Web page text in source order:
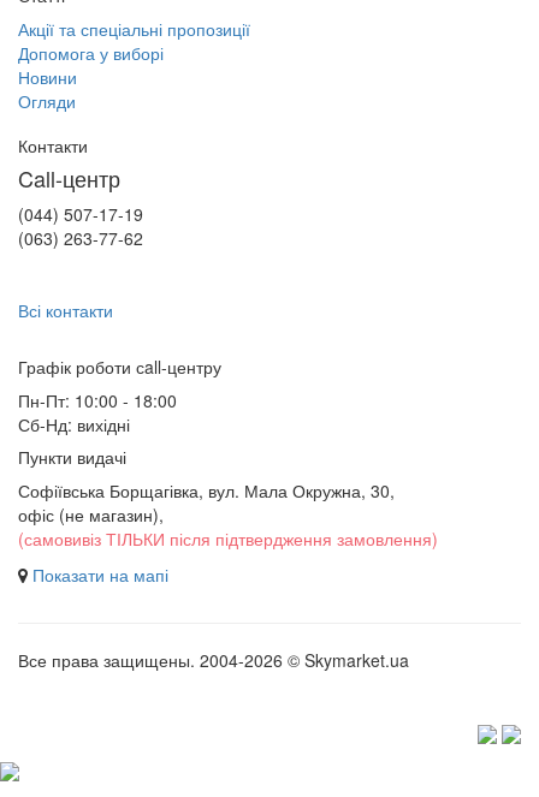
Акції та спеціальні пропозиції
Допомога у виборі
Новини
Огляди
Контакти
Call-центр
(044) 507-17-19
(063) 263-77-62
Всі контакти
Графік роботи сall-центру
Пн-Пт: 10:00 - 18:00
Сб-Нд: вихідні
Пункти видачі
Софіївська Борщагівка, вул. Мала Окружна, 30,
офіс (не магазин),
(самовивіз ТІЛЬКИ після підтвердження замовлення)
Показати на мапі
Все права защищены. 2004-2026 © Skymarket.ua